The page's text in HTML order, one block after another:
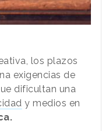
los plazos
exigencias de
dificultan una
y medios en